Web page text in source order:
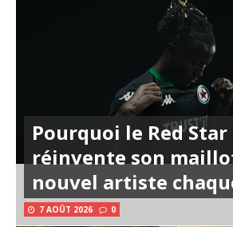
Pourquoi le Red Star
réinvente son
nouvel artiste
7 AOÛT 2026 0